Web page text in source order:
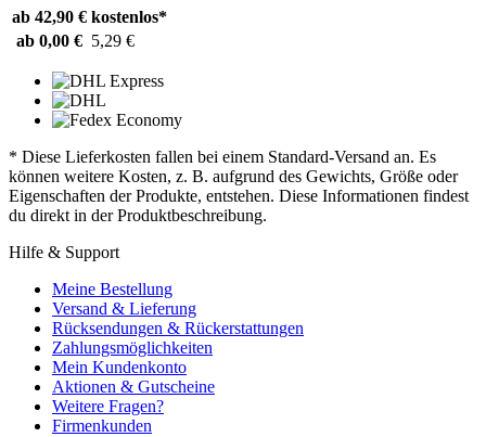
ab 42,90 € kostenlos*
ab 0,00 € 5,29 €
* Diese Lieferkosten fallen bei einem Standard-Versand an. Es
können weitere Kosten, z. B. aufgrund des Gewichts, Größe oder
Eigenschaften der Produkte, entstehen. Diese Informationen findest
du direkt in der Produktbeschreibung.
Hilfe & Support
Meine Bestellung
Versand & Lieferung
Rücksendungen & Rückerstattungen
Zahlungsmöglichkeiten
Mein Kundenkonto
Aktionen & Gutscheine
Weitere Fragen?
Firmenkunden